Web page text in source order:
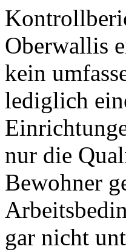
Oberwallis
kein
lediglich
nur die
Bewohner
gar nicht